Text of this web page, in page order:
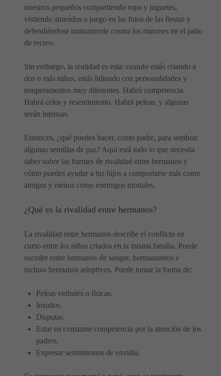
nuestros pequeños compartiendo ropa y juguetes,
vistiendo atuendos a juego en las fotos de las fiestas y
defendiéndose mutuamente contra los matones en el patio
de recreo.
Sin embargo, la realidad es esta: cuando estás criando a
dos o más niños, estás lidiando con personalidades y
temperamentos muy diferentes. Habrá competencia.
Habrá celos y resentimiento. Habrá peleas, y algunas
serán intensas.
Entonces, ¿qué puedes hacer, como padre, para sembrar
algunas semillas de paz? Aquí está todo lo que necesita
saber sobre las fuentes de rivalidad entre hermanos y
cómo puedes ayudar a tus hijos a comportarse más como
amigos y menos como enemigos mortales.
¿Qué es la rivalidad entre hermanos?
La rivalidad entre hermanos describe el conflicto en
curso entre los niños criados en la misma familia. Puede
suceder entre hermanos de sangre, hermanastros e
incluso hermanos adoptivos. Puede tomar la forma de:
Peleas verbales o físicas.
Insultos.
Disputas.
Estar en constante competencia por la atención de los
padres.
Expresar sentimientos de envidia.